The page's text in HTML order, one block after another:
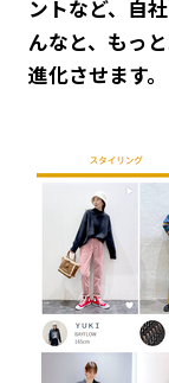
ントなど、自
んなと、もっ
進化させます。